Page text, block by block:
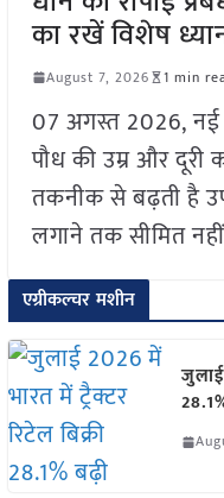
का रखें विशेष
August 7, 2026 1 min
07 अगस्त 2026, नई
पौध की उम्र और दूरी
तकनीक से बढ़ती है
लगाने तक सीमित
एग्रीकल्चर मशीन
जुलाई